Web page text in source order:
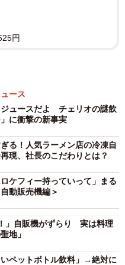
円
ース
ュースだよ チェリオの謎飲
に衝撃の新事実
る！人気ラーメン店の冷凍自
現、社長のこだわりとは？
ケフィー持っていって」まる
動販売機編＞
」自販機がずらり 実は料理
地」
ペットボトル飲料」→絶対に